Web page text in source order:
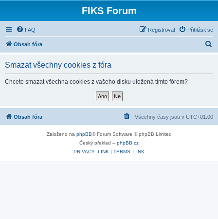
FIKS Forum
FAQ Přihlásit se
Registrovat
Obsah fóra
Smazat všechny cookies z fóra
Chcete smazat všechna cookies z vašeho disku uložená tímto fórem?
Obsah fóra Všechny časy jsou v UTC+01:00
Založeno na phpBB® Forum Software © phpBB Limited
Český překlad – phpBB.cz
PRIVACY_LINK | TERMS_LINK